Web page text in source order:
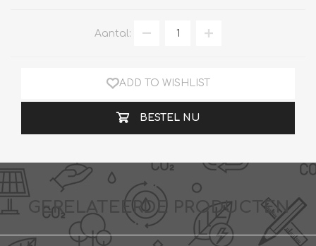
Aantal:
ADD TO WISHLIST
BESTEL NU
GERELATEERDE PRODUCTEN